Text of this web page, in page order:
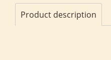
Product description